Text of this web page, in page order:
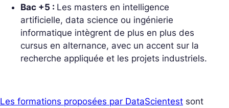
Bac +5 : Les masters en intelligence
artificielle, data science ou ingénierie
informatique intègrent de plus en plus des
cursus en alternance, avec un accent sur la
recherche appliquée et les projets industriels.
Les formations proposées par DataScientest sont